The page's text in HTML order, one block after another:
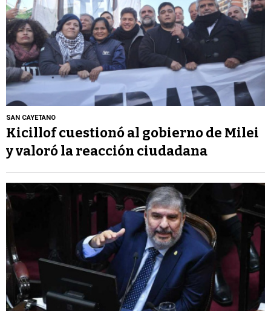
SAN CAYETANO
Kicillof cuestionó al gobierno de Milei
y valoró la reacción ciudadana